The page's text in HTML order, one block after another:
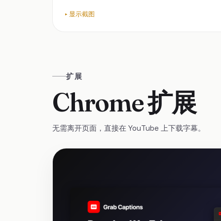
显示截图
扩展
Chrome 扩展
无需离开页面，直接在 YouTube 上下载字幕。